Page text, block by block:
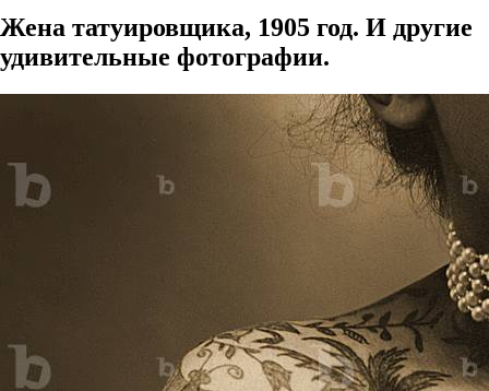
Жена татуировщика, 1905 год. И другие
удивительные фотографии.